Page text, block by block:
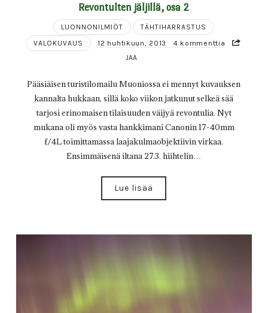
Revontulten jäljillä, osa 2
LUONNONILMIÖT
TÄHTIHARRASTUS
VALOKUVAUS
12 huhtikuun, 2013
4 kommenttia
JAA
Pääsiäisen turistilomailu Muoniossa ei mennyt kuvauksen
kannalta hukkaan, sillä koko viikon jatkunut selkeä sää
tarjosi erinomaisen tilaisuuden väijyä revontulia. Nyt
mukana oli myös vasta hankkimani Canonin 17-40mm
f/4L toimittamassa laajakulmaobjektiivin virkaa.
Ensimmäisenä iltana 27.3. hiihtelin…
Lue lisää